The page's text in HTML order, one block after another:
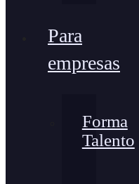
Para
empresas
Forma
Talento